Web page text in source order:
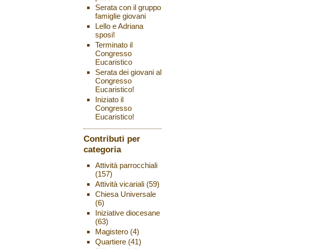
Serata con il gruppo
famiglie giovani
Lello e Adriana
sposi!
Terminato il
Congresso
Eucaristico
Serata dei giovani al
Congresso
Eucaristico!
Iniziato il
Congresso
Eucaristico!
Contributi per
categoria
Attività parrocchiali
(157)
Attività vicariali(59)
Chiesa Universale
(6)
Iniziative diocesane
(63)
Magistero(4)
Quartiere(41)